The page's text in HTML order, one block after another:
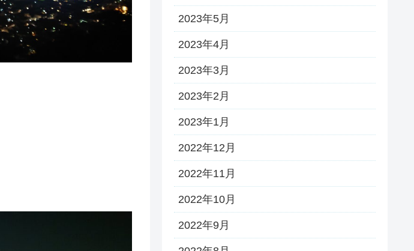
2023年5月
2023年4月
2023年3月
2023年2月
2023年1月
2022年12月
2022年11月
2022年10月
2022年9月